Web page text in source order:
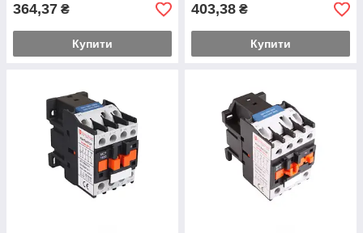
364,37 ₴
Купити
403,38 ₴
Купити